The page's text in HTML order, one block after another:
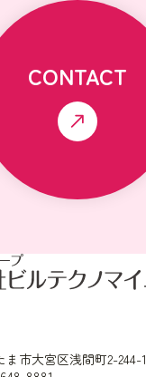
CONTACT
市大宮区浅間町2-244-1